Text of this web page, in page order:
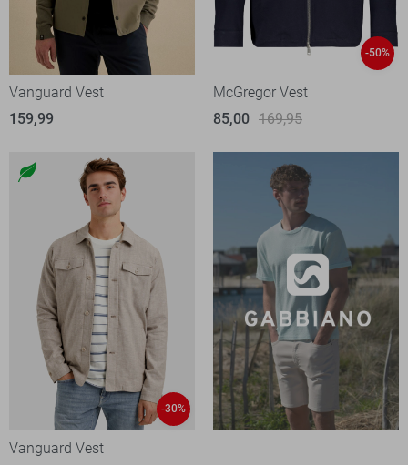
Vanguard Vest
159,99
-50%
McGregor Vest
85,00 169,95
-30%
Vanguard Vest